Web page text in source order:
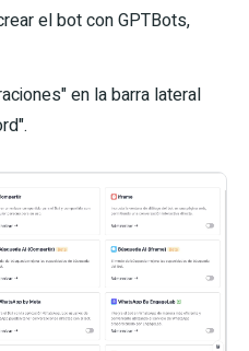
el bot con GPTBots,
en la barra lateral